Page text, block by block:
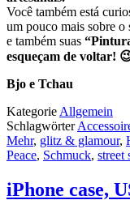
Você também está
um pouco mais sobre
e também suas
esqueçam de voltar!
Bjo e Tchau
Kategorie Allgemein
Schlagwörter
Mehr, glitz & glamour,
Peace, Schmuck, street
iPhone case,